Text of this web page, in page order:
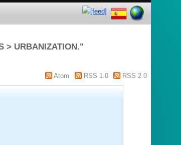
> URBANIZATION."
Atom RSS 1.0 RSS 2.0